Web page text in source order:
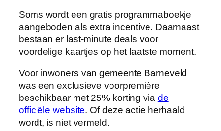
Soms wordt een gratis programmaboekje
aangeboden als extra incentive. Daarnaast
bestaan er last-minute deals voor
voordelige kaartjes op het laatste moment.
Voor inwoners van gemeente Barneveld
was een exclusieve voorpremière
beschikbaar met 25% korting via de
officiële website. Of deze actie herhaald
wordt, is niet vermeld.